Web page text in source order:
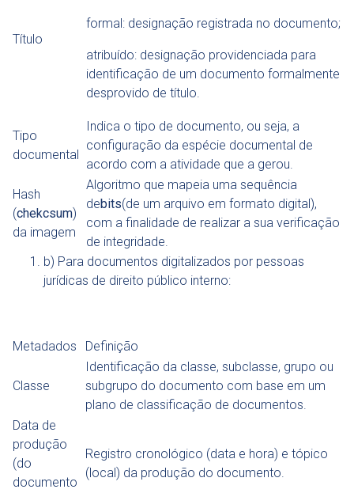
Título
formal: designação registrada no documento;
atribuído: designação providenciada para
identificação de um documento formalmente
desprovido de título.
Tipo
documental
Indica o tipo de documento, ou seja, a
configuração da espécie documental de
acordo com a atividade que a gerou.
Hash
(chekcsum)
da imagem
Algoritmo que mapeia uma sequência
debits(de um arquivo em formato digital),
com a finalidade de realizar a sua verificação
de integridade.
b) Para documentos digitalizados por pessoas
jurídicas de direito público interno:
Metadados Definição
Classe
Identificação da classe, subclasse, grupo ou
subgrupo do documento com base em um
plano de classificação de documentos.
Data de
produção
(do
documento
Registro cronológico (data e hora) e tópico
(local) da produção do documento.